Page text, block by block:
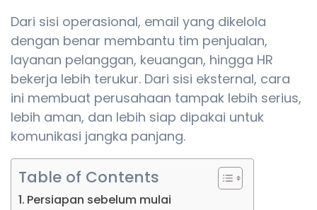
Dari sisi operasional, email yang dikelola
dengan benar membantu tim penjualan,
layanan pelanggan, keuangan, hingga HR
bekerja lebih terukur. Dari sisi eksternal, cara
ini membuat perusahaan tampak lebih serius,
lebih aman, dan lebih siap dipakai untuk
komunikasi jangka panjang.
Table of Contents
Persiapan sebelum mulai